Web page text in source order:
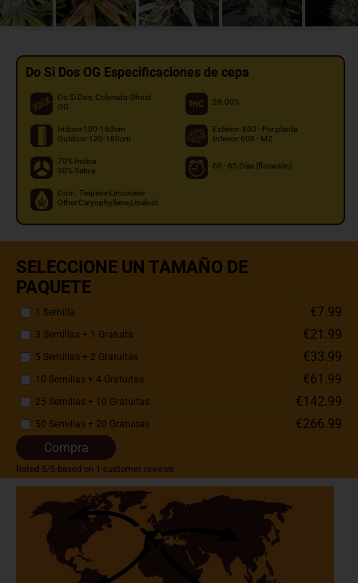
Do Si Dos OG Especificaciones de cepa
Do Si Dos, Colorado Ghost
OG
28.00%
Indoor:100-160cm
Outdoor:120-180cm
Exterior: 800 - Por planta
Interior: 600 - M2
70% Indica
30% Sativa
60 - 65 Días (floración)
Dom. Terpene:Limonene
Other:Caryophyllene,Linalool
SELECCIONE UN TAMAÑO DE
PAQUETE
1 Semilla €7.99
3 Semillas + 1 Gratuita €21.99
5 Semillas + 2 Gratuitas €33.99
10 Semillas + 4 Gratuitas €61.99
25 Semillas + 10 Gratuitas €142.99
50 Semillas + 20 Gratuitas
€266.99
Compra
Rated 5/5 based on 1 customer reviews